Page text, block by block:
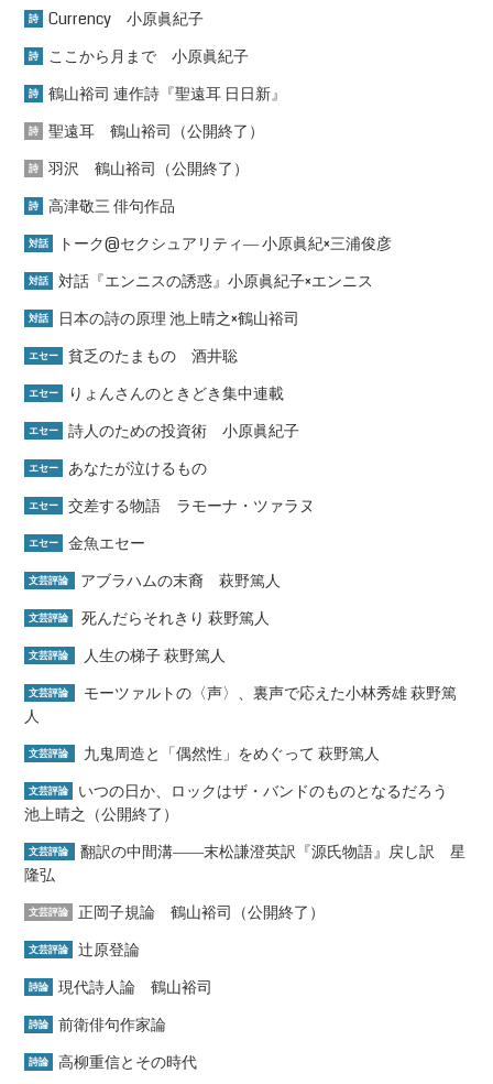
詩 Currency 小原眞紀子
詩 ここから月まで 小原眞紀子
詩 鶴山裕司 連作詩『聖遠耳 日日新』
詩 聖遠耳 鶴山裕司（公開終了）
詩 羽沢 鶴山裕司（公開終了）
詩 高津敬三 俳句作品
対話 トーク@セクシュアリティ― 小原眞紀×三浦俊彦
対話 対話『エンニスの誘惑』小原眞紀子×エンニス
対話 日本の詩の原理 池上晴之×鶴山裕司
エセー 貧乏のたまもの 酒井聡
エセー りょんさんのときどき集中連載
エセー 詩人のための投資術 小原眞紀子
エセー あなたが泣けるもの
エセー 交差する物語 ラモーナ・ツァラヌ
エセー 金魚エセー
文芸評論 アブラハムの末裔 萩野篤人
文芸評論 死んだらそれきり 萩野篤人
文芸評論 人生の梯子 萩野篤人
文芸評論
モーツァルトの〈声〉、裏声で応えた小林秀雄 萩野篤
人
文芸評論 九鬼周造と「偶然性」をめぐって 萩野篤人
文芸評論
いつの日か、ロックはザ・バンドのものとなるだろう
池上晴之（公開終了）
文芸評論
翻訳の中間溝――末松謙澄英訳『源氏物語』戻し訳 星
隆弘
文芸評論 正岡子規論 鶴山裕司（公開終了）
文芸評論 辻原登論
詩論 現代詩人論 鶴山裕司
詩論 前衛俳句作家論
詩論 高柳重信とその時代